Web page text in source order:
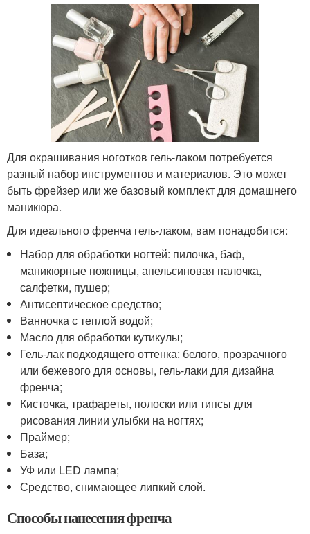
Для окрашивания ноготков гель-лаком потребуется
разный набор инструментов и материалов. Это может
быть фрейзер или же базовый комплект для домашнего
маникюра.
Для идеального френча гель-лаком, вам понадобится:
Набор для обработки ногтей: пилочка, баф,
маникюрные ножницы, апельсиновая палочка,
салфетки, пушер;
Антисептическое средство;
Ванночка с теплой водой;
Масло для обработки кутикулы;
Гель-лак подходящего оттенка: белого, прозрачного
или бежевого для основы, гель-лаки для дизайна
френча;
Кисточка, трафареты, полоски или типсы для
рисования линии улыбки на ногтях;
Праймер;
База;
УФ или LED лампа;
Средство, снимающее липкий слой.
Способы нанесения френча